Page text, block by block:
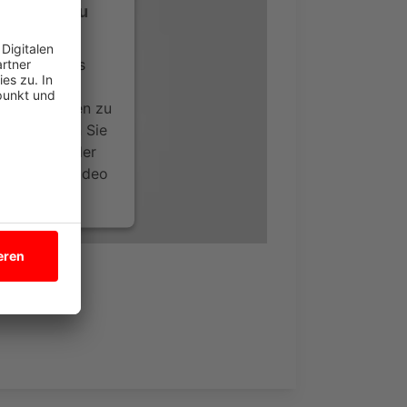
zu
eines
kann Daten zu
Bitte lesen Sie
Sie der
dieses Video
Management